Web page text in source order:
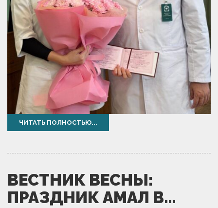
ЧИТАТЬ ПОЛНОСТЬЮ...
ВЕСТНИК ВЕСНЫ:
ПРАЗДНИК АМАЛ В…